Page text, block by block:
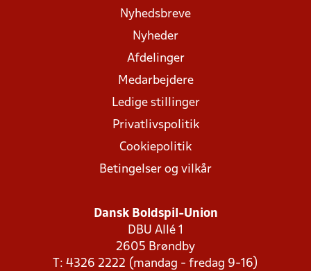
Nyhedsbreve
Nyheder
Afdelinger
Medarbejdere
Ledige stillinger
Privatlivspolitik
Cookiepolitik
Betingelser og vilkår
Dansk Boldspil-Union
DBU Allé 1
2605 Brøndby
T: 4326 2222 (mandag - fredag 9-16)